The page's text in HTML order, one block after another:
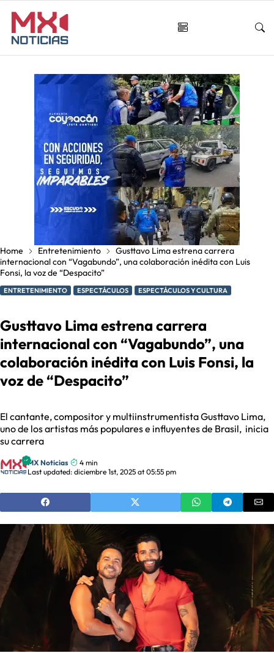
Home Entretenimiento
Gusttavo Lima estrena carrera
internacional con “Vagabundo”, una colaboración inédita con Luis
Fonsi, la voz de “Despacito”
ENTRETENIMIENTO ESPECTÁCULOS ESPECTÁCULOS Y CULTURA
Gusttavo Lima estrena carrera
internacional con “Vagabundo”, una
colaboración inédita con Luis Fonsi, la
voz de “Despacito”
El cantante, compositor y multiinstrumentista Gusttavo Lima,
uno de los artistas más populares e influyentes de Brasil, inicia
su carrera
MX Noticias
4 min
Last updated: diciembre 1st, 2025 at 05:55 pm